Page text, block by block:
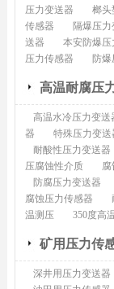
压力变送器
榔头
传感器
隔爆压力
送器
本安防爆压
压力传感器
防爆
高温耐腐压
高温水冷压力变送
器
特殊压力变送
耐酸性压力变送器
压腐蚀性介质
腐
防腐压力变送器
腐蚀压力传感器
温测压
350度高
矿用压力传
深井用压力变送器